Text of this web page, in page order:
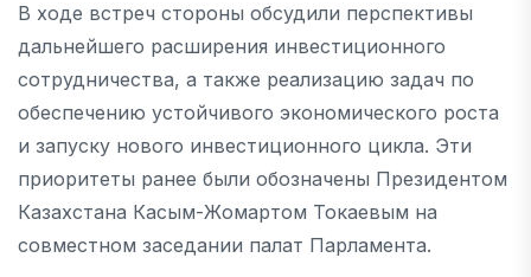
В ходе встреч стороны обсудили перспективы
дальнейшего расширения инвестиционного
сотрудничества, а также реализацию задач по
обеспечению устойчивого экономического роста
и запуску нового инвестиционного цикла. Эти
приоритеты ранее были обозначены Президентом
Казахстана Касым-Жомартом Токаевым на
совместном заседании палат Парламента.